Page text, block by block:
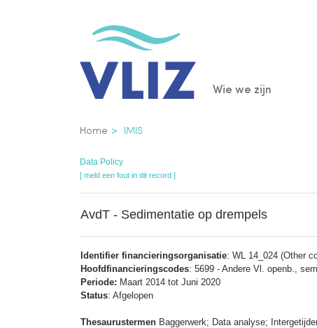
Main
Wie we zijn
Kruimelpad
Home IMIS
Data Policy
[ meld een fout in dit record ]
AvdT - Sedimentatie op drempels
Identifier financieringsorganisatie: WL 14_024 (Other
Hoofdfinancieringscodes: 5699 - Andere Vl. openb.,
Periode: Maart 2014 tot Juni 2020
Status: Afgelopen
Thesaurustermen Baggerwerk; Data analyse;